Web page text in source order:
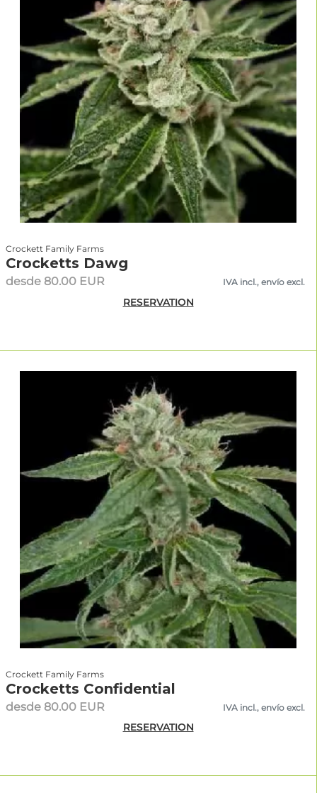
Crockett Family Farms
Crocketts Dawg
desde 80.00 EUR IVA incl., envío excl.
RESERVATION
Crockett Family Farms
Crocketts Confidential
desde 80.00 EUR IVA incl., envío excl.
RESERVATION